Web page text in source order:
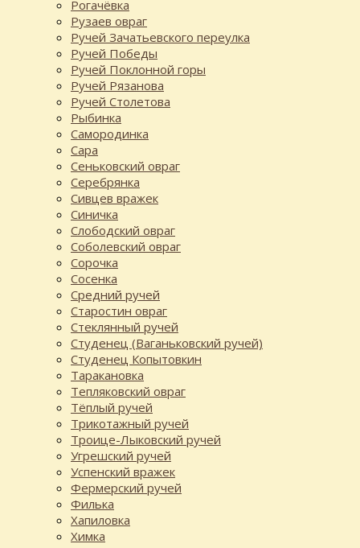
Рогачёвка
Рузаев овраг
Ручей Зачатьевского переулка
Ручей Победы
Ручей Поклонной горы
Ручей Рязанова
Ручей Столетова
Рыбинка
Самородинка
Сара
Сеньковский овраг
Серебрянка
Сивцев вражек
Синичка
Слободский овраг
Соболевский овраг
Сорочка
Сосенка
Средний ручей
Старостин овраг
Стеклянный ручей
Студенец (Ваганьковский ручей)
Студенец Копытовкин
Таракановка
Тепляковский овраг
Тёплый ручей
Трикотажный ручей
Троице-Лыковский ручей
Угрешский ручей
Успенский вражек
Фермерский ручей
Филька
Хапиловка
Химка